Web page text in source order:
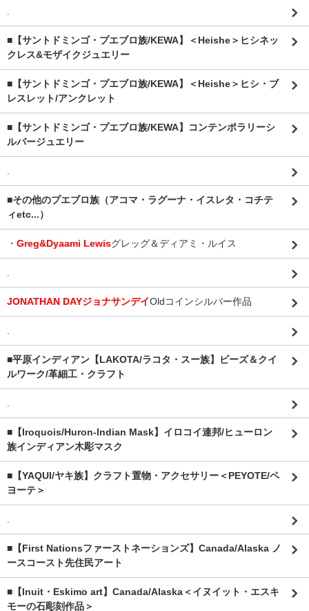
.
■【サントドミンゴ・プエブロ族/KEWA】＜Heishe＞ヒシネッ
クレス&モザイクジュエリー
■【サントドミンゴ・プエブロ族/KEWA】＜Heishe＞ヒシ・ブ
レスレット/アンクレット
■【サントドミンゴ・プエブロ族/KEWA】コンテンポラリーシ
ルバージュエリー
.
■その他のプエブロ族（アコマ・ラグーナ・イスレタ・コチテ
ィetc...）
・ Greg&Dyaami Lewisグレッグ＆ディアミ・ルイス
.
JONATHAN DAYジョナサンデイOldコインシルバー作品
.
■平原インディアン【LAKOTA/ラコタ・スー族】ビーズ＆クイ
ルワーク/革細工・クラフト
.
■【Iroquois/Huron-Indian Mask】イロコイ連邦/ヒューロン
族インディアン木彫マスク
■【YAQUI/ヤキ族】クラフト置物・アクセサリー＜PEYOTE/ペ
ヨーテ＞
.
■【First Nationsファーストネーションズ】Canada/Alaska ノ
ースコースト先住民アート
■【Inuit・Eskimo art】Canada/Alaska＜イヌイット・エスキ
モーの石彫刻作品＞